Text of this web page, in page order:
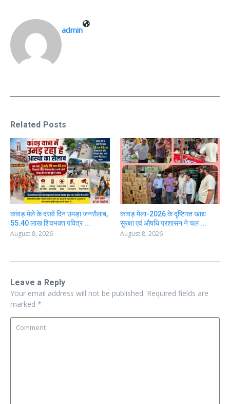
admin
Related Posts
कांवड़ मेले के दसवें दिन उमड़ा जनसैलाब,
55.40 लाख शिवभक्त पवित्र ...
August 8, 2026
कांवड़ मेला-2026 के दृष्टिगत खाद्य
सुरक्षा एवं औषधि प्रशासन ने चल ...
August 8, 2026
Leave a Reply
Your email address will not be published. Required fields are
marked *